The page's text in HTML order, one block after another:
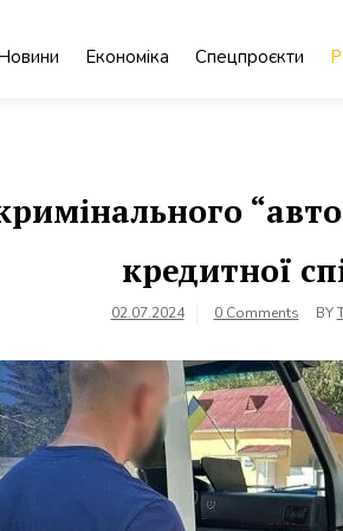
Економіка Спецпроєкти
кредитної
02.07.2024 0 Comments BY